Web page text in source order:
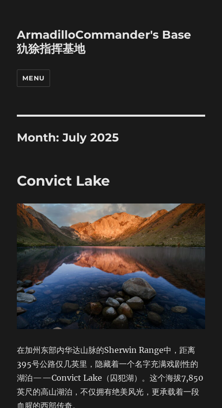
ArmadilloCommander's Base
犰狳指挥基地
MENU
Month:July 2025
Convict Lake
在加州东部内华达山脉的Sherwin Range中，距离
395号公路仅几英里，隐藏着一个名字充满戏剧性的
湖泊——Convict Lake（囚犯湖）。这个海拔7,850
英尺的高山湖泊，不仅拥有绝美风光，更承载着一段
血腥的西部传奇。